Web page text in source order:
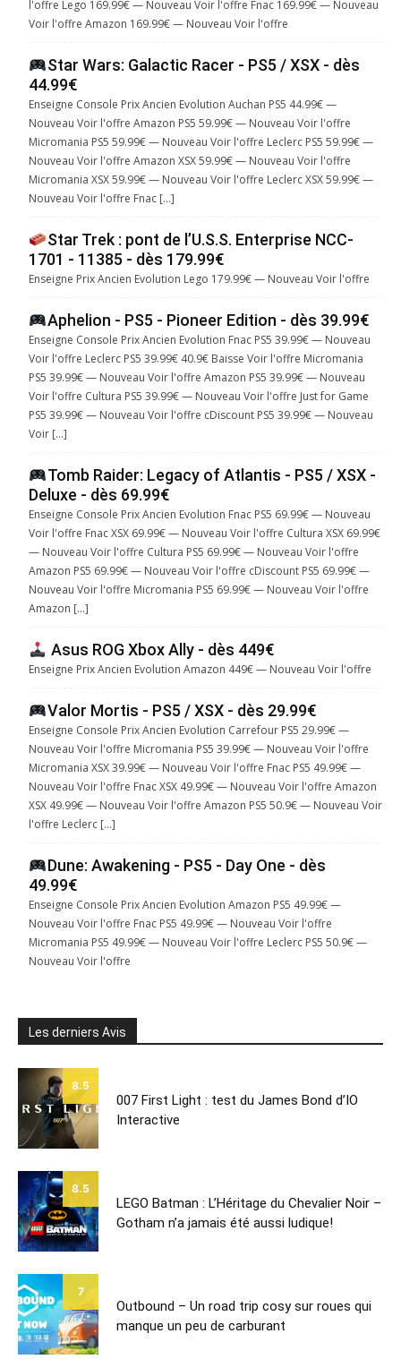
l'offre Lego 169.99€ — Nouveau Voir l'offre Fnac 169.99€ — Nouveau
Voir l'offre Amazon 169.99€ — Nouveau Voir l'offre
Star Wars: Galactic Racer - PS5 / XSX - dès
44.99€
Enseigne Console Prix Ancien Evolution Auchan PS5 44.99€ —
Nouveau Voir l'offre Amazon PS5 59.99€ — Nouveau Voir l'offre
Micromania PS5 59.99€ — Nouveau Voir l'offre Leclerc PS5 59.99€ —
Nouveau Voir l'offre Amazon XSX 59.99€ — Nouveau Voir l'offre
Micromania XSX 59.99€ — Nouveau Voir l'offre Leclerc XSX 59.99€ —
Nouveau Voir l'offre Fnac […]
Star Trek : pont de l’U.S.S. Enterprise NCC-
1701 - 11385 - dès 179.99€
Enseigne Prix Ancien Evolution Lego 179.99€ — Nouveau Voir l'offre
Aphelion - PS5 - Pioneer Edition - dès 39.99€
Enseigne Console Prix Ancien Evolution Fnac PS5 39.99€ — Nouveau
Voir l'offre Leclerc PS5 39.99€ 40.9€ Baisse Voir l'offre Micromania
PS5 39.99€ — Nouveau Voir l'offre Amazon PS5 39.99€ — Nouveau
Voir l'offre Cultura PS5 39.99€ — Nouveau Voir l'offre Just for Game
PS5 39.99€ — Nouveau Voir l'offre cDiscount PS5 39.99€ — Nouveau
Voir […]
Tomb Raider: Legacy of Atlantis - PS5 / XSX -
Deluxe - dès 69.99€
Enseigne Console Prix Ancien Evolution Fnac PS5 69.99€ — Nouveau
Voir l'offre Fnac XSX 69.99€ — Nouveau Voir l'offre Cultura XSX 69.99€
— Nouveau Voir l'offre Cultura PS5 69.99€ — Nouveau Voir l'offre
Amazon PS5 69.99€ — Nouveau Voir l'offre cDiscount PS5 69.99€ —
Nouveau Voir l'offre Micromania PS5 69.99€ — Nouveau Voir l'offre
Amazon […]
Asus ROG Xbox Ally - dès 449€
Enseigne Prix Ancien Evolution Amazon 449€ — Nouveau Voir l'offre
Valor Mortis - PS5 / XSX - dès 29.99€
Enseigne Console Prix Ancien Evolution Carrefour PS5 29.99€ —
Nouveau Voir l'offre Micromania PS5 39.99€ — Nouveau Voir l'offre
Micromania XSX 39.99€ — Nouveau Voir l'offre Fnac PS5 49.99€ —
Nouveau Voir l'offre Fnac XSX 49.99€ — Nouveau Voir l'offre Amazon
XSX 49.99€ — Nouveau Voir l'offre Amazon PS5 50.9€ — Nouveau Voir
l'offre Leclerc […]
Dune: Awakening - PS5 - Day One - dès
49.99€
Enseigne Console Prix Ancien Evolution Amazon PS5 49.99€ —
Nouveau Voir l'offre Fnac PS5 49.99€ — Nouveau Voir l'offre
Micromania PS5 49.99€ — Nouveau Voir l'offre Leclerc PS5 50.9€ —
Nouveau Voir l'offre
Les derniers Avis
8.5
007 First Light : test du James Bond d’IO
Interactive
8.5
LEGO Batman : L’Héritage du Chevalier Noir –
Gotham n’a jamais été aussi ludique!
7
Outbound – Un road trip cosy sur roues qui
manque un peu de carburant